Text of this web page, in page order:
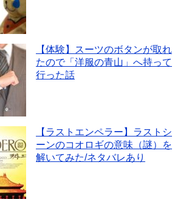
【体験】スーツのボタンが取れ
たので「洋服の青山」へ持って
行った話
【ラストエンペラー】ラストシ
ーンのコオロギの意味（謎）を
解いてみた/ネタバレあり